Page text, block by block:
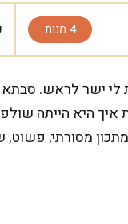
4 מנות
ישר לראש. סבתא
איך היא הייתה
מסורתי,